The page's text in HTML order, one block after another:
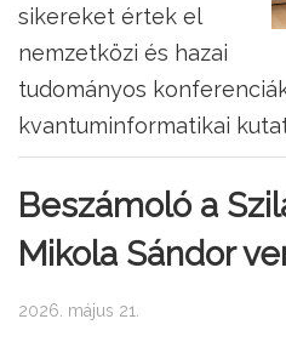
sikereket értek el
nemzetközi és hazai
tudományos
kvantuminformatikai
Beszámoló a
Mikola Sándor
2026. május 21.